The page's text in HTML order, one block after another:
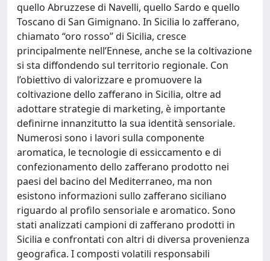
quello Abruzzese di Navelli, quello Sardo e quello
Toscano di San Gimignano. In Sicilia lo zafferano,
chiamato “oro rosso” di Sicilia, cresce
principalmente nell’Ennese, anche se la coltivazione
si sta diffondendo sul territorio regionale. Con
l’obiettivo di valorizzare e promuovere la
coltivazione dello zafferano in Sicilia, oltre ad
adottare strategie di marketing, è importante
definirne innanzitutto la sua identità sensoriale.
Numerosi sono i lavori sulla componente
aromatica, le tecnologie di essiccamento e di
confezionamento dello zafferano prodotto nei
paesi del bacino del Mediterraneo, ma non
esistono informazioni sullo zafferano siciliano
riguardo al profilo sensoriale e aromatico. Sono
stati analizzati campioni di zafferano prodotti in
Sicilia e confrontati con altri di diversa provenienza
geografica. I composti volatili responsabili